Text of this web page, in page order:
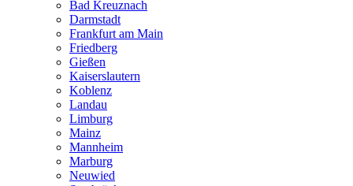
Bad Kreuznach
Darmstadt
Frankfurt am Main
Friedberg
Gießen
Kaiserslautern
Koblenz
Landau
Limburg
Mainz
Mannheim
Marburg
Neuwied